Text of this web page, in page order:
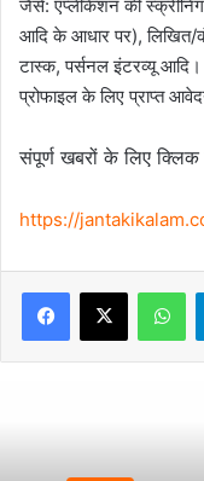
जैसे: एप्लीकेशन की स्क्रीनिंग
आदि के आधार पर), लिखित/
टास्क, पर्सनल इंटरव्यू
प्रोफाइल के लिए प्राप्त
संपूर्ण खबरों के लिए
https://
Facebook
X